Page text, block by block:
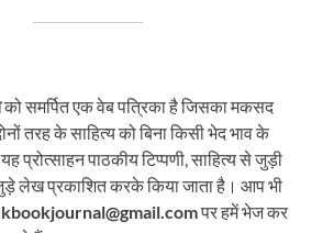
को समर्पित एक वेब पत्रिका है जिसका मकसद
तरह के साहित्य को बिना किसी भेद भाव के
प्रोत्साहन पाठकीय टिप्पणी, साहित्य से जुड़ी
लेख प्रकाशित करके किया जाता है। आप भी
पर हमें भेज कर